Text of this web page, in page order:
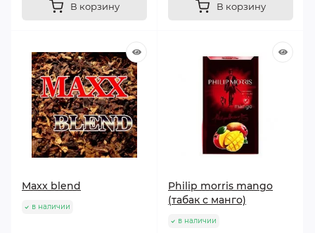
В корзину В корзину
Maxx blend
в наличии
Philip morris mango
(табак с манго)
в наличии